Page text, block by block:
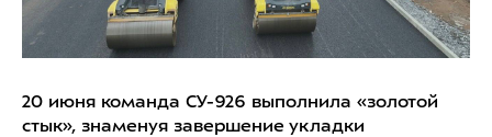
20 июня команда СУ-926 выполнила «золотой
стык», знаменуя завершение укладки